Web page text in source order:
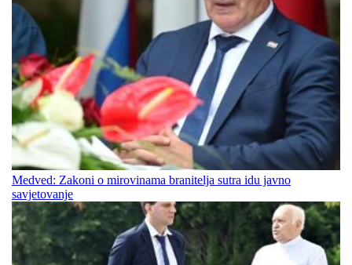
Medved: Zakoni o mirovinama branitelja sutra idu javno
savjetovanje